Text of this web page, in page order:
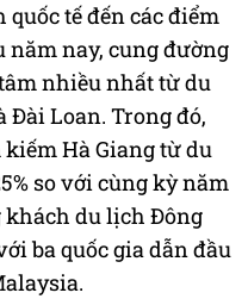
tế đến các điểm
năm nay, cung đường
nhiều nhất từ du
Đài Loan. Trong đó,
Hà Giang từ du
so với cùng kỳ năm
khách du lịch Đông
ba quốc gia dẫn đầu